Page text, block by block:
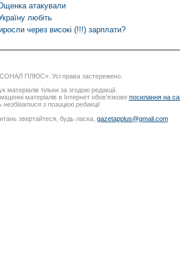
атакували
любіть
через високі (!!!) зарплати?
ПЛЮС». Усі права застережено.
матеріалів тільки за згодою редакції.
матеріалів в Інтернет обов’язкове посилання на
з позицією редакції
звертайтеся, будь ласка, gazetapplus@gmail.com